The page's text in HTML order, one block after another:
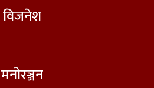
विजनेश
मनोरञ्जन